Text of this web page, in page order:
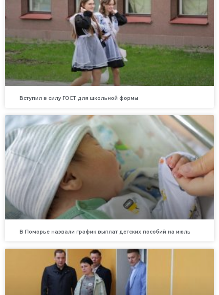
Вступил в силу ГОСТ для школьной формы
В Поморье назвали график выплат детских пособий на июль